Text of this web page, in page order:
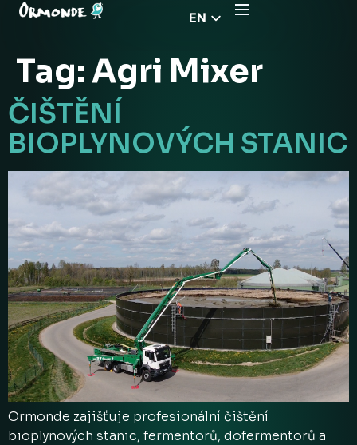
EN
PL
FR
RS
HU
EL
Tag:Agri Mixer
ČIŠTĚNÍ
BIOPLYNOVÝCH STANIC
Ormonde zajišťuje profesionální čištění
bioplynových stanic, fermentorů, dofermentorů a